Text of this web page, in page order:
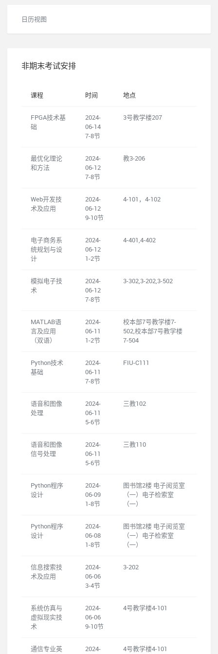
日历视图
非期末考试安排
课程 时间 地点
FPGA技术基
础
2024-
06-14
7-8节
3号教学楼207
最优化理论
和方法
2024-
06-12
7-8节
教3-206
Web开发技
术及应用
2024-
06-12
9-10节
4-101，4-102
电子商务系
统规划与设
计
2024-
06-12
1-2节
4-401,4-402
模拟电子技
术
2024-
06-12
7-8节
3-302,3-202,3-502
MATLAB语
言及应用
（双语）
2024-
06-11
1-2节
校本部7号教学楼7-
502,校本部7号教学楼
7-504
Python技术
基础
2024-
06-11
7-8节
FIU-C111
语音和图像
处理
2024-
06-11
5-6节
三教102
语音和图像
信号处理
2024-
06-11
5-6节
三教110
Python程序
设计
2024-
06-09
1-8节
图书馆2楼 电子阅览室
（一）电子检索室
（一）
Python程序
设计
2024-
06-08
1-8节
图书馆2楼 电子阅览室
（一）电子检索室
（一）
信息搜索技
术及应用
2024-
06-06
3-4节
3-202
系统仿真与
虚拟现实技
术
2024-
06-06
9-10节
4号教学楼4-101
通信专业英
2024-
4号教学楼4-101